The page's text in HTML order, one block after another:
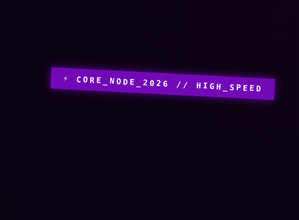
⚡ CORE_NODE_2026 // HIGH_SPEED